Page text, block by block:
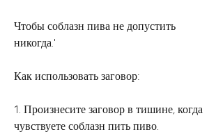
Чтобы соблазн пива не допустить
никогда.'
Как использовать заговор:
1. Произнесите заговор в тишине, когда
чувствуете соблазн пить пиво.